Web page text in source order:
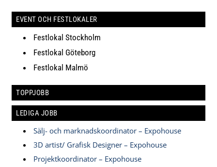
EVENT OCH FESTLOKALER
Festlokal Stockholm
Festlokal Göteborg
Festlokal Malmö
TOPPJOBB
LEDIGA JOBB
Sälj- och marknadskoordinator – Expohouse
3D artist/ Grafisk Designer – Expohouse
Projektkoordinator – Expohouse